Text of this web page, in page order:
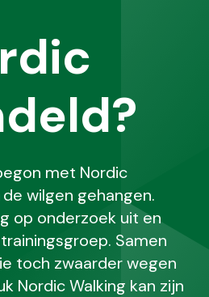
met Nordic
wilgen gehangen.
op onderzoek uit en
Samen
toch zwaarder wegen
Nordic Walking kan zijn